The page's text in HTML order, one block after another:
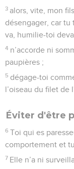
3 alors, vite, mon
désengager, car tu
va, humilie-toi
4 n’accorde ni
paupières ;
5 dégage-toi
l’oiseau du filet de
Éviter d'être
6 Toi qui es
comportement et
7 Elle n’a ni